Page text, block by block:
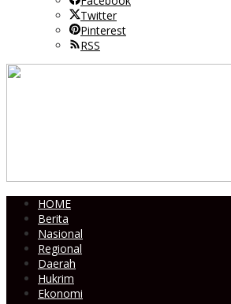
Twitter
Pinterest
RSS
HOME
Berita
Nasional
Regional
Daerah
Hukrim
Ekonomi